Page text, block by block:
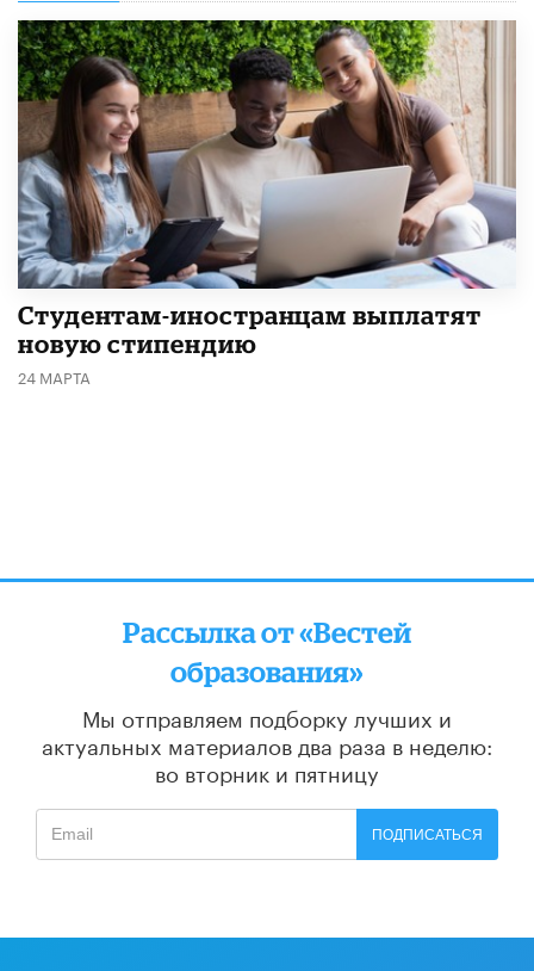
Студентам-иностранцам выплатят
новую стипендию
24 МАРТА
Рассылка от «Вестей
образования»
Мы отправляем подборку лучших и
актуальных материалов два раза в неделю:
во вторник и пятницу
ПОДПИСАТЬСЯ